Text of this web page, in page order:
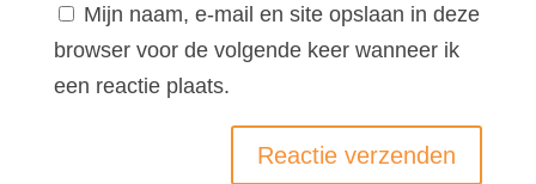
Mijn naam, e-mail en site opslaan in deze
browser voor de volgende keer wanneer ik
een reactie plaats.